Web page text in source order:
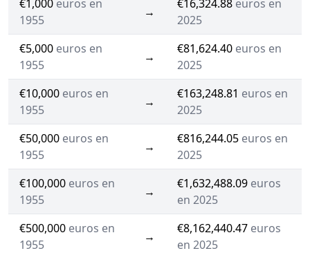
€1,000 euros en
1955
→
€16,324.88 euros en
2025
€5,000 euros en
1955
→
€81,624.40 euros en
2025
€10,000 euros en
1955
→
€163,248.81 euros en
2025
€50,000 euros en
1955
→
€816,244.05 euros en
2025
€100,000 euros en
1955
→
€1,632,488.09 euros
en 2025
€500,000 euros en
1955
→
€8,162,440.47 euros
en 2025